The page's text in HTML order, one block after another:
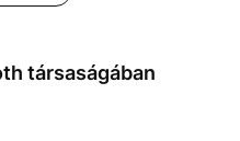
társaságában